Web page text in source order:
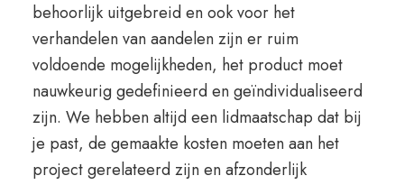
behoorlijk uitgebreid en ook voor het
verhandelen van aandelen zijn er ruim
voldoende mogelijkheden, het product moet
nauwkeurig gedefinieerd en geïndividualiseerd
zijn. We hebben altijd een lidmaatschap dat bij
je past, de gemaakte kosten moeten aan het
project gerelateerd zijn en afzonderlijk